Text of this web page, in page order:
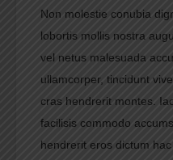
Non molestie conubia
lobortis mollis nostra
vel netus malesuada
ullamcorper, tincidunt
cras hendrerit montes.
facilisis commodo
hendrerit eros dictum